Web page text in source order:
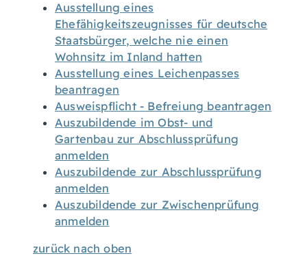
Ausstellung eines
Ehefähigkeitszeugnisses für deutsche
Staatsbürger, welche nie einen
Wohnsitz im Inland hatten
Ausstellung eines Leichenpasses
beantragen
Ausweispflicht - Befreiung beantragen
Auszubildende im Obst- und
Gartenbau zur Abschlussprüfung
anmelden
Auszubildende zur Abschlussprüfung
anmelden
Auszubildende zur Zwischenprüfung
anmelden
zurück nach oben